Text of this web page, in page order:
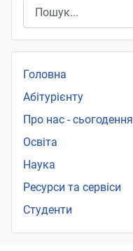
Головна
Абітурієнту
Про нас - сьогодення
Освіта
Наука
Ресурси та сервіси
Студенти